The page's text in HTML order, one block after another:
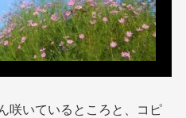
咲いているところと、コピ